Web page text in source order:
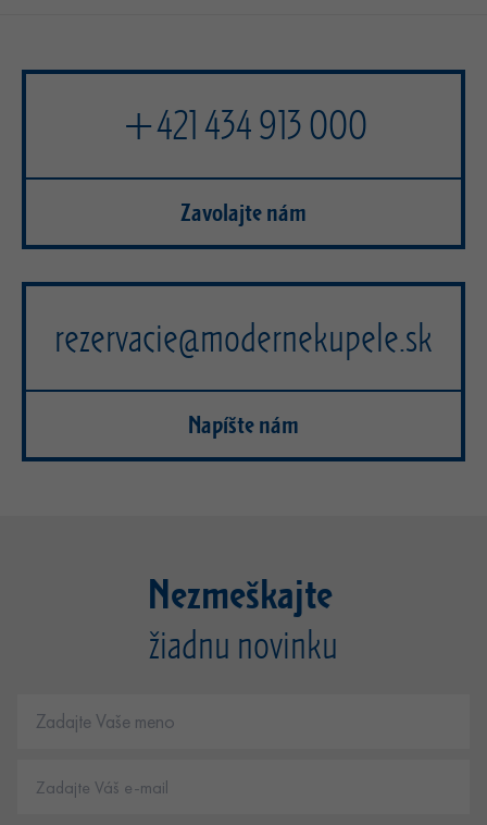
+421 434 913 000
Zavolajte nám
rezervacie@modernekupele.sk
Napíšte nám
Nezmeškajte
žiadnu novinku